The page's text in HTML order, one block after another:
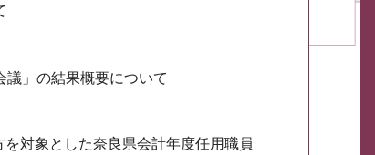
議」の結果概要について
対象とした奈良県会計年度任用職員